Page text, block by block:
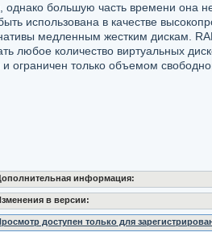
однако большую часть времени она
использована в качестве
медленным жестким дискам.
любое количество виртуальных
и ограничен только объемом
информация:
в версии:
доступен только для